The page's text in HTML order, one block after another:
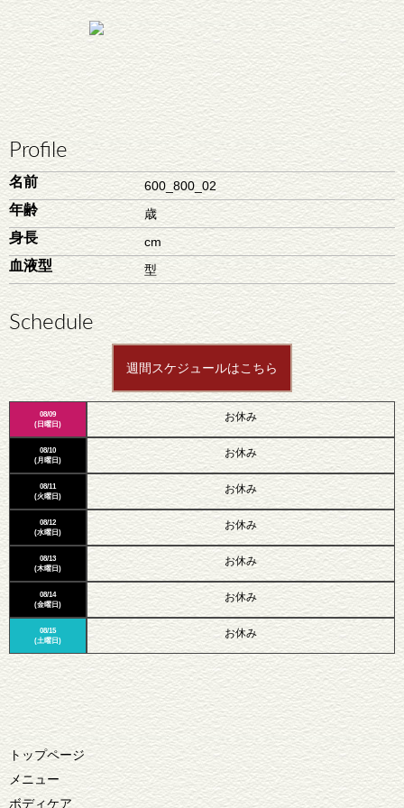
Profile
名前 600_800_02
年齢 歳
身長 cm
血液型 型
Schedule
週間スケジュールはこちら
08/09
(日曜日)
08/10
(月曜日)
08/11
(火曜日)
08/12
(水曜日)
08/13
(木曜日)
08/14
(金曜日)
08/15
(土曜日)
お休み
お休み
お休み
お休み
お休み
お休み
お休み
トップページ
メニュー
ボディケア